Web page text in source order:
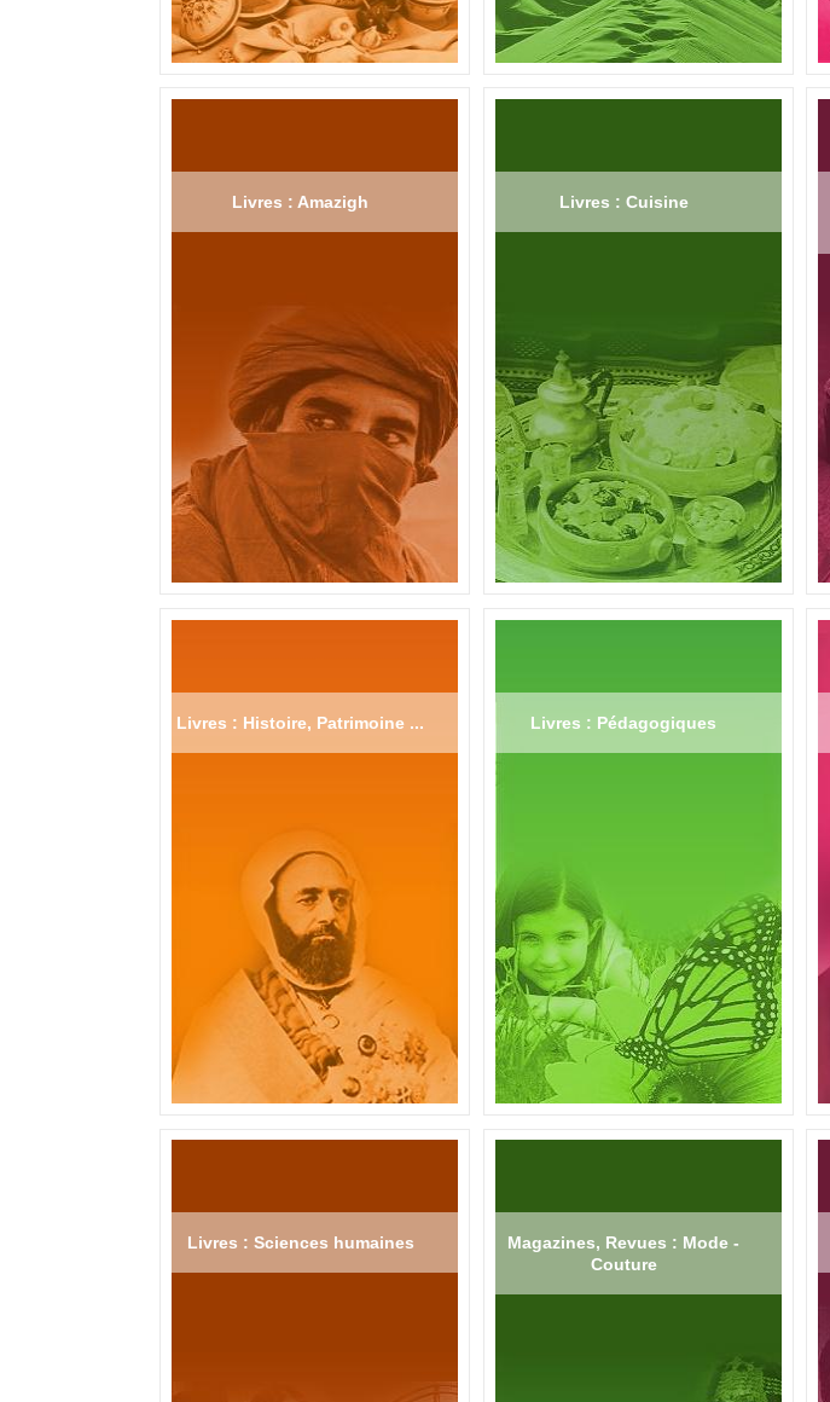
Livres : Amazigh Livres : Cuisine
Livres : Histoire, Patrimoine ... Livres : Pédagogiques
Livres : Sciences humaines
Magazines, Revues : Mode -
Couture